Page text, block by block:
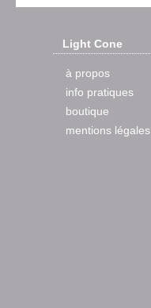
Light Cone
à propos
info pratiques
boutique
mentions légales